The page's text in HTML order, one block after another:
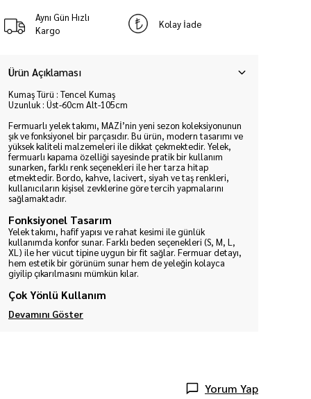
Aynı Gün Hızlı
Kargo
Kolay İade
Ürün Açıklaması
Kumaş Türü : Tencel Kumaş
Uzunluk : Üst-60cm Alt-105cm
Fermuarlı yelek takımı, MAZİ’nin yeni sezon koleksiyonunun
şık ve fonksiyonel bir parçasıdır. Bu ürün, modern tasarımı ve
yüksek kaliteli malzemeleri ile dikkat çekmektedir. Yelek,
fermuarlı kapama özelliği sayesinde pratik bir kullanım
sunarken, farklı renk seçenekleri ile her tarza hitap
etmektedir. Bordo, kahve, lacivert, siyah ve taş renkleri,
kullanıcıların kişisel zevklerine göre tercih yapmalarını
sağlamaktadır.
Fonksiyonel Tasarım
Yelek takımı, hafif yapısı ve rahat kesimi ile günlük
kullanımda konfor sunar. Farklı beden seçenekleri (S, M, L,
XL) ile her vücut tipine uygun bir fit sağlar. Fermuar detayı,
hem estetik bir görünüm sunar hem de yeleğin kolayca
giyilip çıkarılmasını mümkün kılar.
Çok Yönlü Kullanım
Devamını Göster
Yorum Yap